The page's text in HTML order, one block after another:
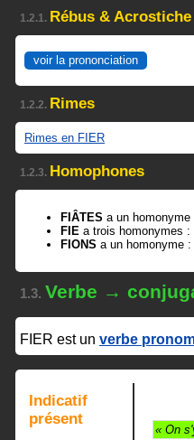
1.2.1. Rébus &
voir la prononciation
1.2.2. Rimes
Rimes en FIER
1.2.3. Homophones
FIÂTES a un homonyme
FIE a trois homonymes :
FIONS a un homonyme :
1.3. Verbe →
FIER est un verbe
Indicatif
présent
« On